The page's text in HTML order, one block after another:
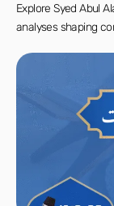
Explore Syed Abul
analyses shaping